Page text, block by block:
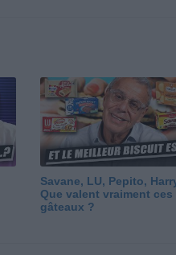
Savane, LU, Pepito,
Que valent vraiment ces
gâteaux ?